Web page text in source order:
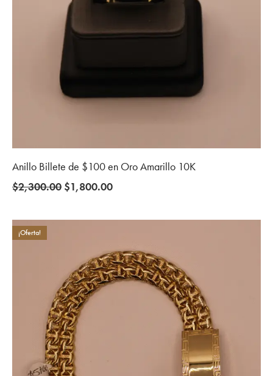
Anillo Billete de $100 en Oro Amarillo 10K
$2,300.00 Original
was:
$1,800.00Current
is:
¡Oferta!